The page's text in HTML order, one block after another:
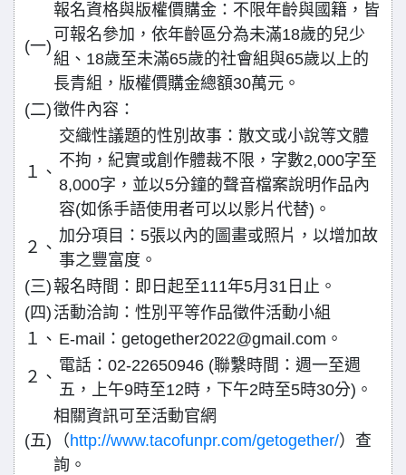
(一)
報名資格與版權價購金：不限年齡與國籍，皆
可報名參加，依年齡區分為未滿18歲的兒少
組、18歲至未滿65歲的社會組與65歲以上的
長青組，版權價購金總額30萬元。
(二)徵件內容：
１、
交織性議題的性別故事：散文或小說等文體
不拘，紀實或創作體裁不限，字數2,000字至
8,000字，並以5分鐘的聲音檔案說明作品內
容(如係手語使用者可以以影片代替)。
２、
加分項目：5張以內的圖畫或照片，以增加故
事之豐富度。
(三)報名時間：即日起至111年5月31日止。
(四) 活動洽詢：性別平等作品徵件活動小組
１、 E-mail：getogether2022@gmail.com。
２、
電話：02-22650946 (聯繫時間：週一至週
五，上午9時至12時，下午2時至5時30分)。
(五)
相關資訊可至活動官網
（ http://www.tacofunpr.com/getogether/）查
詢。